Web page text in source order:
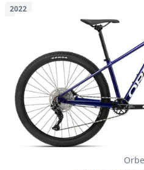
2022